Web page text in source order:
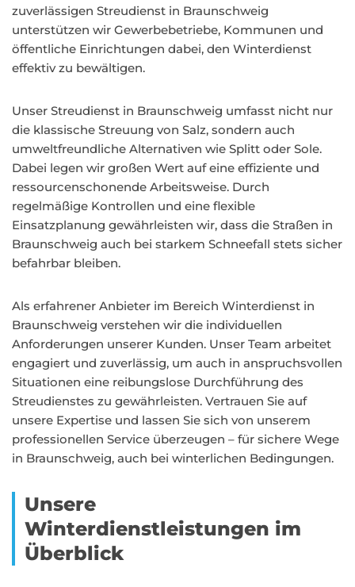
zuverlässigen Streudienst in Braunschweig
unterstützen wir Gewerbebetriebe, Kommunen und
öffentliche Einrichtungen dabei, den Winterdienst
effektiv zu bewältigen.
Unser Streudienst in Braunschweig umfasst nicht nur
die klassische Streuung von Salz, sondern auch
umweltfreundliche Alternativen wie Splitt oder Sole.
Dabei legen wir großen Wert auf eine effiziente und
ressourcenschonende Arbeitsweise. Durch
regelmäßige Kontrollen und eine flexible
Einsatzplanung gewährleisten wir, dass die Straßen in
Braunschweig auch bei starkem Schneefall stets sicher
befahrbar bleiben.
Als erfahrener Anbieter im Bereich Winterdienst in
Braunschweig verstehen wir die individuellen
Anforderungen unserer Kunden. Unser Team arbeitet
engagiert und zuverlässig, um auch in anspruchsvollen
Situationen eine reibungslose Durchführung des
Streudienstes zu gewährleisten. Vertrauen Sie auf
unsere Expertise und lassen Sie sich von unserem
professionellen Service überzeugen – für sichere Wege
in Braunschweig, auch bei winterlichen Bedingungen.
Unsere
Winterdienstleistungen im
Überblick